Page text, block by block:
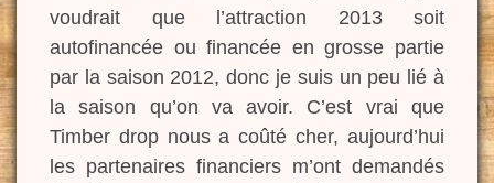
voudrait que l’attraction 2013 soit
autofinancée ou financée en grosse partie
par la saison 2012, donc je suis un peu lié à
la saison qu’on va avoir. C’est vrai que
Timber drop nous a coûté cher, aujourd’hui
les partenaires financiers m’ont demandés